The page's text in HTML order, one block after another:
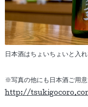
日本酒はちょいちょいと入
※写真の他にも日本酒ご用
http://